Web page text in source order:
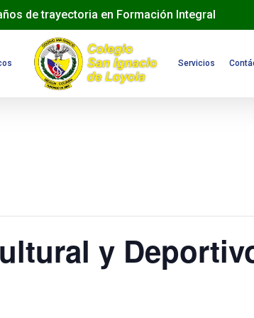
de trayectoria en Formación Integral
Servicios
y